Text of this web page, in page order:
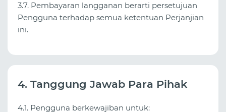
3.7. Pembayaran langganan berarti persetujuan
Pengguna terhadap semua ketentuan Perjanjian
ini.
4. Tanggung Jawab Para Pihak
4.1. Pengguna berkewajiban untuk: